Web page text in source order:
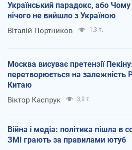
Український парадокс, або Чому
нічого не вийшло з Україною
Віталій Портников 1,3 т.
Москва висуває претензії
перетворюється на залежність
Китаю
Віктор Каспрук 3,9 т.
Війна і медіа: політика пішла в
ЗМІ грають за правилами ютуб